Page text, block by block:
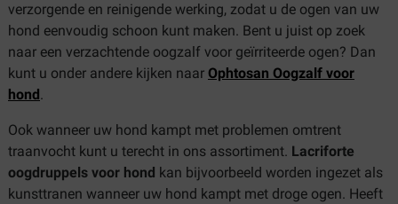
verzorgende en reinigende werking, zodat u de ogen van uw
hond eenvoudig schoon kunt maken. Bent u juist op zoek
naar een verzachtende oogzalf voor geïrriteerde ogen? Dan
kunt u onder andere kijken naar Ophtosan Oogzalf voor
hond .
Ook wanneer uw hond kampt met problemen omtrent
traanvocht kunt u terecht in ons assortiment. Lacriforte
oogdruppels voor hond kan bijvoorbeeld worden ingezet als
kunsttranen wanneer uw hond kampt met droge ogen. Heeft